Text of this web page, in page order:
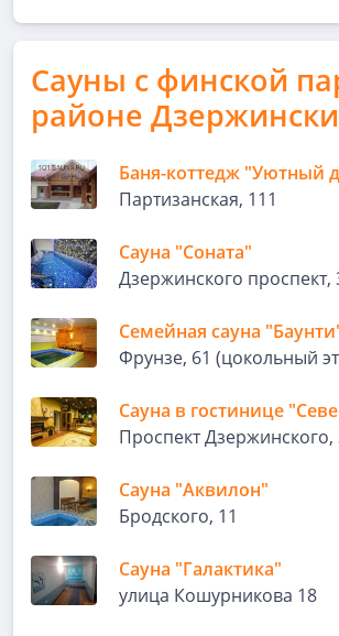
Сауны с финской
районе
Баня-коттедж "Уютный
Партизанская, 111
Сауна "Соната"
Дзержинского проспект,
Семейная сауна
Фрунзе, 61 (цокольный
Сауна в гостинице
Проспект Дзержинского,
Сауна "Аквилон"
Бродского, 11
Сауна "Галактика"
улица Кошурникова 18